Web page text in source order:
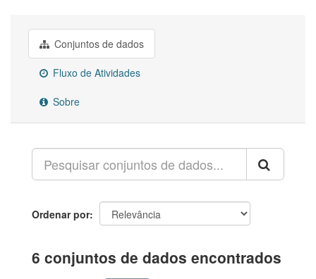
Conjuntos de dados
Fluxo de Atividades
Sobre
Ordenar por
6 conjuntos de dados encontrados